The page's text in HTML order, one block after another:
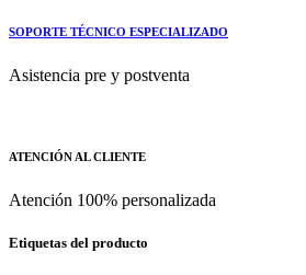
SOPORTE TÉCNICO ESPECIALIZADO
Asistencia pre y postventa
ATENCIÓN AL CLIENTE
Atención 100% personalizada
Etiquetas del producto